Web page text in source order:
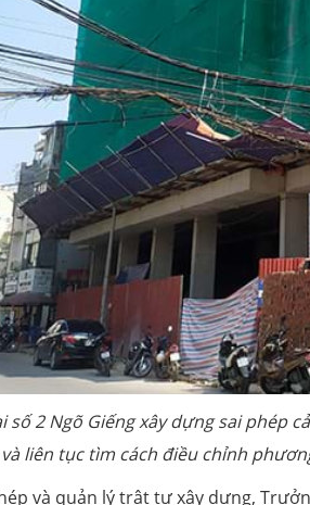
số 2 Ngõ Giếng xây dựng sai phép
liên tục tìm cách điều chỉnh
và quản lý trật tự xây dựng,